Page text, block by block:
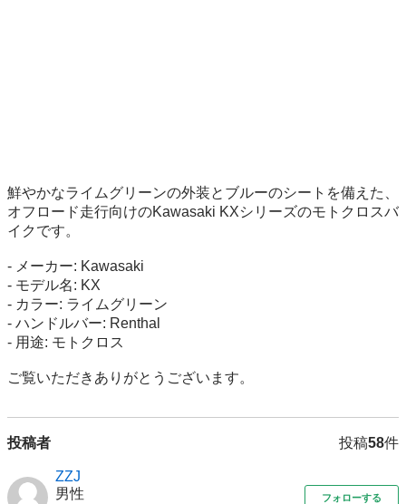
鮮やかなライムグリーンの外装とブルーのシートを備えた、
オフロード走行向けのKawasaki KXシリーズのモトクロスバ
イクです。
- メーカー: Kawasaki
- モデル名: KX
- カラー: ライムグリーン
- ハンドルバー: Renthal
- 用途: モトクロス
ご覧いただきありがとうございます。
投稿者 投稿58件
ZZJ
男性
フォローする